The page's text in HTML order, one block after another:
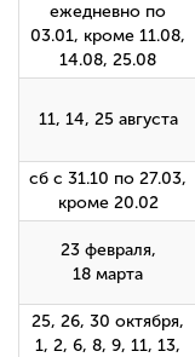
ежедневно по
03.01, кроме 11.08,
14.08, 25.08
11, 14, 25 августа
сб с 31.10 по 27.03,
кроме 20.02
23 февраля,
18 марта
25, 26, 30 октября,
1, 2, 6, 8, 9, 11, 13,